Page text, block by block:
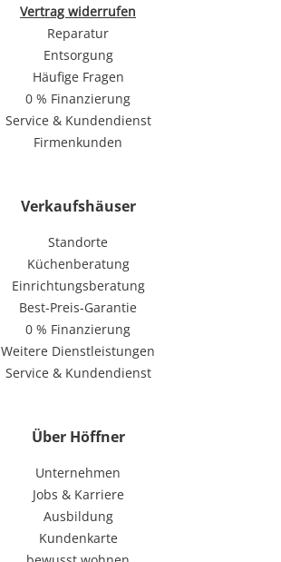
Vertrag widerrufen
Reparatur
Entsorgung
Häufige Fragen
0 % Finanzierung
Service & Kundendienst
Firmenkunden
Verkaufshäuser
Standorte
Küchenberatung
Einrichtungsberatung
Best-Preis-Garantie
0 % Finanzierung
Weitere Dienstleistungen
Service & Kundendienst
Über Höffner
Unternehmen
Jobs & Karriere
Ausbildung
Kundenkarte